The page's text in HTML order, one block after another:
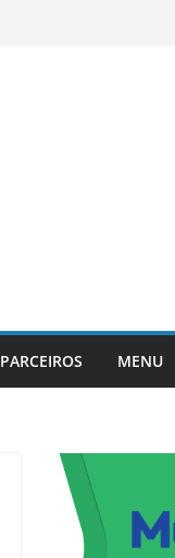
PARCEIROS MENU